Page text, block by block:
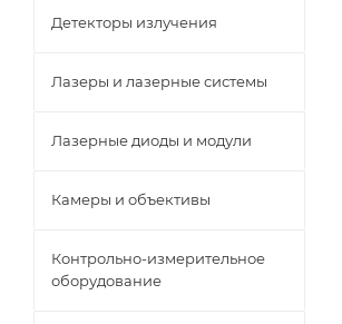
Детекторы излучения
Лазеры и лазерные системы
Лазерные диоды и модули
Камеры и объективы
Контрольно-измерительное
оборудование